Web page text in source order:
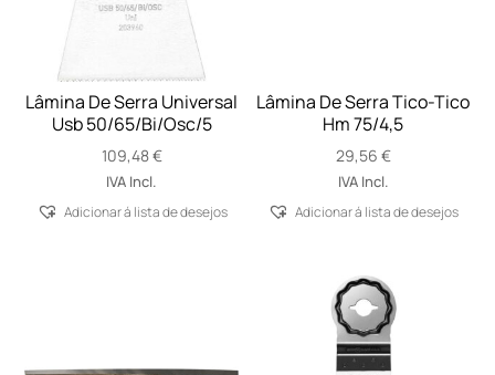
Lâmina De Serra Universal
Usb 50/65/Bi/Osc/5
109,48€
IVA Incl.
Adicionar á lista de desejos
Lâmina De Serra Tico-Tico
Hm 75/4,5
29,56 €
IVA Incl.
Adicionar á lista de desejos